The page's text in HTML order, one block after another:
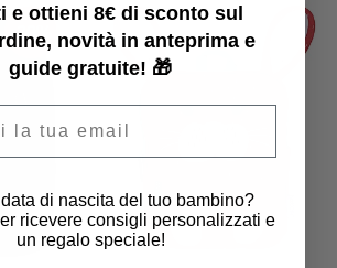
-20%
e ottieni 8€ di sconto sul
novità in anteprima e
guide gratuite! 🎁
di nascita del tuo bambino?
ricevere consigli personalizzati e
un regalo speciale!